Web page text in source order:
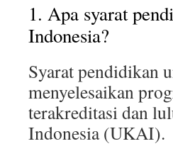
1. Apa syarat
Indonesia?
Syarat pendidikan
menyelesaikan
terakreditasi dan
Indonesia (UKAI).